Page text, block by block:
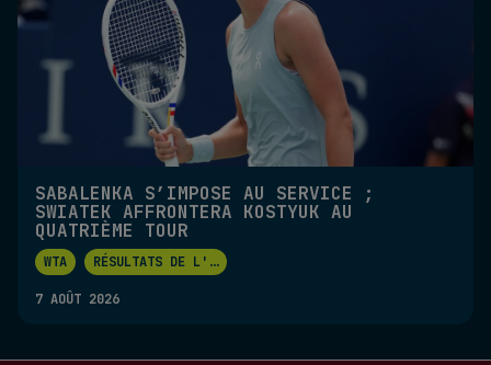
SABALENKA S’IMPOSE AU SERVICE ;
SWIATEK AFFRONTERA KOSTYUK AU
QUATRIÈME TOUR
WTA RÉSULTATS DE L' ...
7 AOÛT 2026